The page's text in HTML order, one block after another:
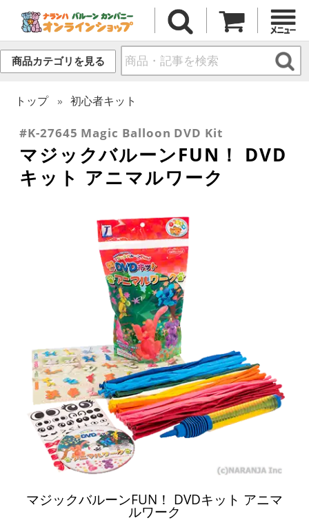
商品カテゴリを見る
トップ 初心者キット
#K-27645 Magic Balloon DVD Kit
マジックバルーンFUN！ DVD
キット アニマルワーク
マジックバルーンFUN！ DVDキット アニマ
ルワーク